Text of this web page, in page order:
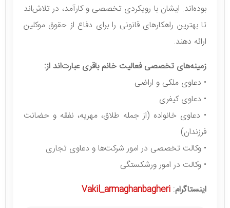
بوده‌اند. ایشان با رویکردی تخصصی و کارآمد، در تلاش‌اند
تا بهترین راهکارهای قانونی را برای دفاع از حقوق موکلین
ارائه دهند.
زمینه‌های تخصصی فعالیت خانم باقری عبارت‌اند از:
• دعاوی ملکی و اراضی
• دعاوی کیفری
• دعاوی خانواده (از جمله طلاق، مهریه، نفقه و حضانت
فرزندان)
• وکالت تخصصی در امور شرکت‌ها و دعاوی تجاری
• وکالت در امور ورشکستگی
اینستاگرام:
Vakil_armaghanbagheri